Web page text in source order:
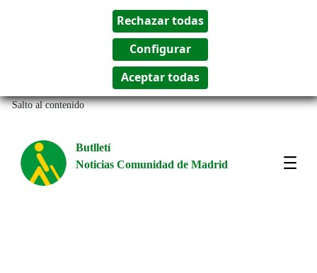
Salto al contenido
Butlletí
Noticias Comunidad de Madrid